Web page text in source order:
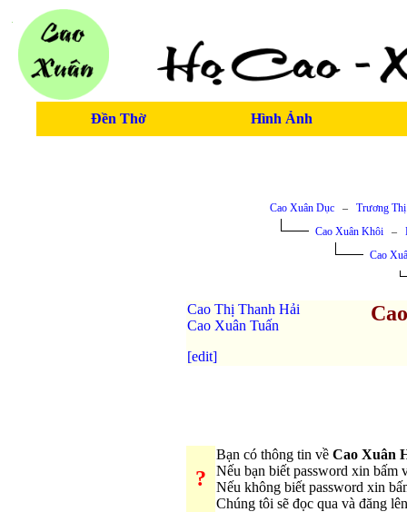
Đền Thờ Hình Ảnh
Cao Xuân Dục– Trương
Cao Xuân Khôi–
Cao
Cao Thị Thanh Hải
Cao Xuân Tuấn
[edit]
?
Bạn có thông tin về Cao Xuân
Nếu bạn biết password xin bấm
Nếu không biết password xin
Chúng tôi sẽ đọc qua và đăng